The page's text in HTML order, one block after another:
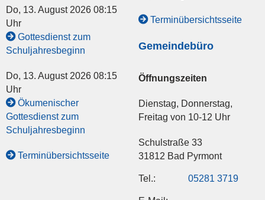
Do, 13. August 2026 08:15
Uhr
Gottesdienst zum
Schuljahresbeginn
Do, 13. August 2026 08:15
Uhr
Ökumenischer
Gottesdienst zum
Schuljahresbeginn
Terminübersichtsseite
Terminübersichtsseite
Gemeindebüro
Öffnungszeiten
Dienstag, Donnerstag,
Freitag von 10-12 Uhr
Schulstraße 33
31812 Bad Pyrmont
Tel.: 05281 3719